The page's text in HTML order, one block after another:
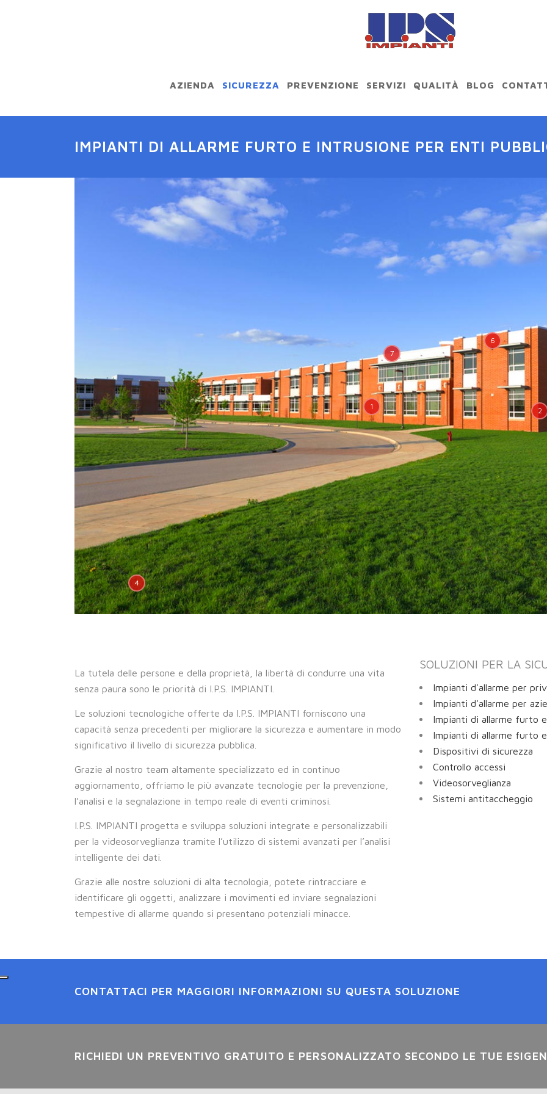
AZIENDA SICUREZZA PREVENZIONE SERVIZI QUALITÀ BLOG
IMPIANTI DI ALLARME FURTO E INTRUSIONE PER ENTI
1 2
4
6
7
La tutela delle persone e della proprietà, la libertà di condurre una vita
senza paura sono le priorità di I.P.S. IMPIANTI.
Le soluzioni tecnologiche offerte da I.P.S. IMPIANTI forniscono una
capacità senza precedenti per migliorare la sicurezza e aumentare in modo
significativo il livello di sicurezza pubblica.
Grazie al nostro team altamente specializzato ed in continuo
aggiornamento, offriamo le più avanzate tecnologie per la prevenzione,
l’analisi e la segnalazione in tempo reale di eventi criminosi.
I.P.S. IMPIANTI progetta e sviluppa soluzioni integrate e personalizzabili
per la videosorveglianza tramite l’utilizzo di sistemi avanzati per l’analisi
intelligente dei dati.
Grazie alle nostre soluzioni di alta tecnologia, potete rintracciare e
identificare gli oggetti, analizzare i movimenti ed inviare segnalazioni
tempestive di allarme quando si presentano potenziali minacce.
SOLUZIONI PER LA
Impianti d'allarme per
Impianti d'allarme per
Impianti di allarme furto
Impianti di allarme furto
Dispositivi di sicurezza
Controllo accessi
Videosorveglianza
Sistemi antitaccheggio
CONTATTACI PER MAGGIORI INFORMAZIONI SU QUESTA SOLUZIONE
RICHIEDI UN PREVENTIVO GRATUITO E PERSONALIZZATO SECONDO LE TUE